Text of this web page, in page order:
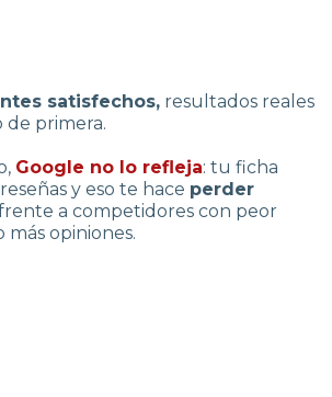
satisfechos, resultados reales
de primera.
Google no lo refleja: tu ficha
y eso te hace perder
a competidores con peor
más opiniones.